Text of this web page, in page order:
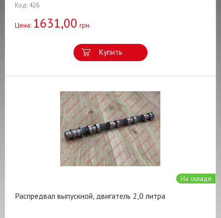
Код: 426
Цена: 1631,00 грн.
Купить
На складе
Распредвал выпускной, двигатель 2,0 литра